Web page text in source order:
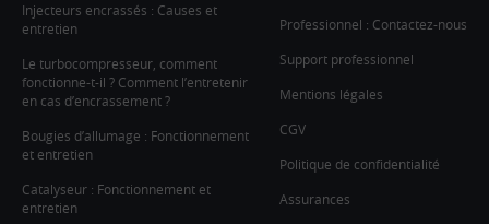
Injecteurs encrassés : Causes et
entretien
Le turbocompresseur, comment
fonctionne-t-il ? Comment l’entretenir
en cas d’encrassement ?
Bougies d’allumage : Fonctionnement
et entretien
Catalyseur : Fonctionnement et
entretien
Professionnel : Contactez-nous
Support professionnel
Mentions légales
CGV
Politique de confidentialité
Assurances